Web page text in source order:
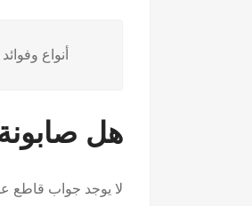
أنواع
هل
لا يوجد جواب قاطع